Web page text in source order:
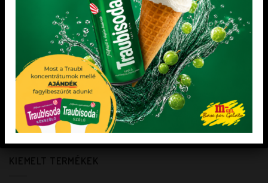
MÉRŐEDÉNY 1 l
Frizzy Mangó ízű rostos szirup 1 l
ZÖLDALMA COLOR CSÍK TAYLOR 3 kg
KIEMELT TERMÉKEK